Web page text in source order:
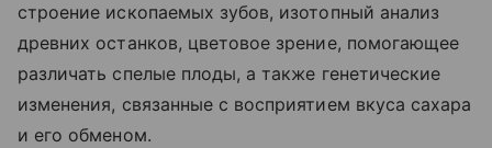
строение ископаемых зубов, изотопный анализ
древних останков, цветовое зрение, помогающее
различать спелые плоды, а также генетические
изменения, связанные с восприятием вкуса сахара
и его обменом.